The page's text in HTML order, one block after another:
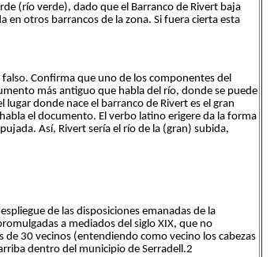
(río verde), dado que el Barranco de Rivert baja
otros barrancos de la zona. Si fuera cierta esta
Confirma que uno de los componentes del
más antiguo que habla del río, donde se puede
donde nace el barranco de Rivert es el gran
el documento. El verbo latino erigere da la forma
Así, Rivert sería el río de la (gran) subida,
de las disposiciones emanadas de la
a mediados del siglo XIX, que no
30 vecinos (entendiendo como vecino los cabezas
dentro del municipio de Serradell.2